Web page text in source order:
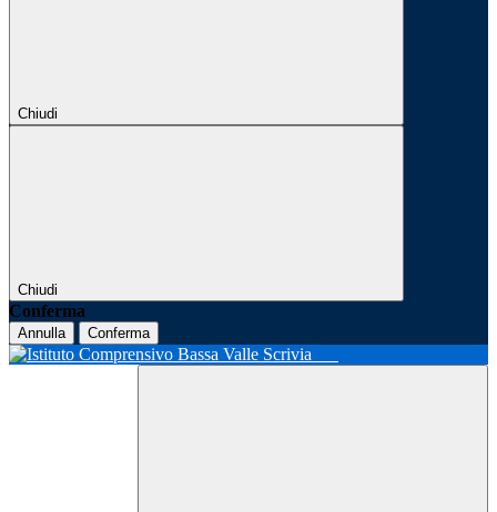
Chiudi
Chiudi
Conferma
Annulla Conferma